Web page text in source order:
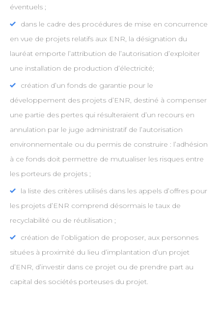
éventuels ;
dans le cadre des procédures de mise en concurrence
en vue de projets relatifs aux ENR, la désignation du
lauréat emporte l’attribution de l’autorisation d’exploiter
une installation de production d’électricité;
création d’un fonds de garantie pour le
développement des projets d’ENR, destiné à compenser
une partie des pertes qui résulteraient d’un recours en
annulation par le juge administratif de l’autorisation
environnementale ou du permis de construire : l’adhésion
à ce fonds doit permettre de mutualiser les risques entre
les porteurs de projets ;
la liste des critères utilisés dans les appels d’offres pour
les projets d’ENR comprend désormais le taux de
recyclabilité ou de réutilisation ;
création de l’obligation de proposer, aux personnes
situées à proximité du lieu d’implantation d’un projet
d’ENR, d’investir dans ce projet ou de prendre part au
capital des sociétés porteuses du projet.